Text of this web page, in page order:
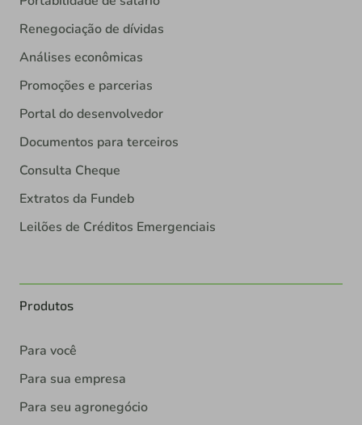
Renegociação de dívidas
Análises econômicas
Promoções e parcerias
Portal do desenvolvedor
Documentos para terceiros
Consulta Cheque
Extratos da Fundeb
Leilões de Créditos Emergenciais
Produtos
Para você
Para sua empresa
Para seu agronegócio